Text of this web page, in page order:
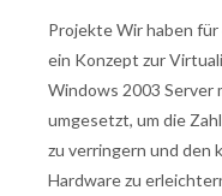
Projekte Wir haben für
ein Konzept zur
Windows 2003 Server
umgesetzt, um die
zu verringern und den
Hardware zu